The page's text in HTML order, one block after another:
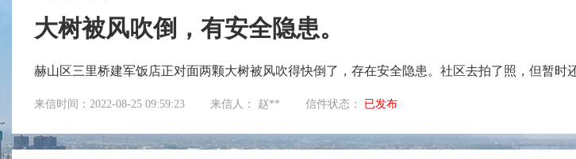
大树被风吹倒，有安全隐患。
赫山区三里桥建军饭店正对面两颗大树被风吹得快倒了，存在安全隐患。社区去拍了照，但暂时
来信时间：2022-08-25 09:59:23 来信人： 赵** 信件状态： 已发布